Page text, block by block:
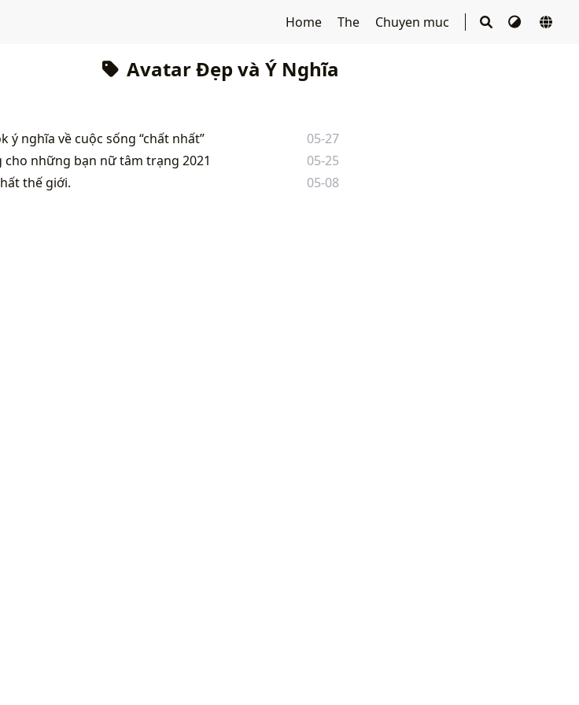
Home The Chuyen muc
Avatar Đẹp và Ý Nghĩa
ý nghĩa về cuộc sống “chất nhất”
05-27
những bạn nữ tâm trạng 2021
05-25
thế giới.
05-08